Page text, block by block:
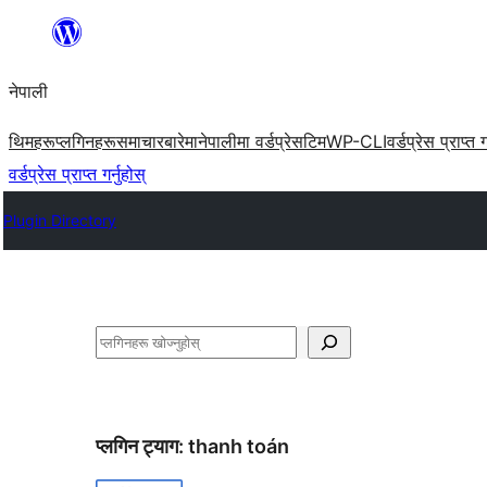
सामग्रीमा
नेपाली
थिमहरूप्लगिनहरूसमाचारबारेमानेपालीमा वर्डप्रेसटिमWP-CLIवर्डप्रेस प्राप्त
वर्डप्रेस प्राप्त गर्नुहोस्
Plugin Directory
खोज्नुहोस्
प्लगिन ट्याग: thanh toán